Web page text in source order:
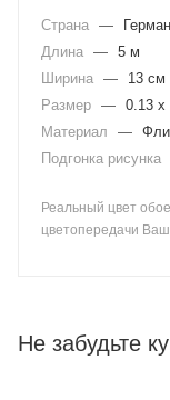
Страна —
Длина — 5 м
Ширина —
13 см
Размер — 0.13 x
Материал
—
Подгонка рисунка
Реальный цвет
цветопередачи
Не забудьте